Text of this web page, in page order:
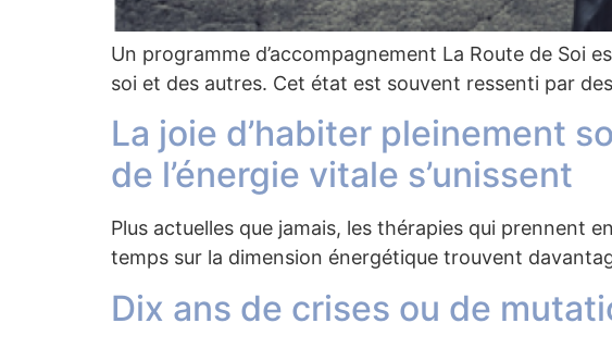
Un programme d’accompagnement La Route de Soi
soi et des autres. Cet état est souvent ressenti par
La joie d’habiter pleinement
de l’énergie vitale s’unissent
Plus actuelles que jamais, les thérapies qui prennent
temps sur la dimension énergétique trouvent
Dix ans de crises ou de